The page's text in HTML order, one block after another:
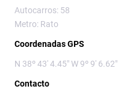
Autocarros: 58
Metro: Rato
Coordenadas GPS
N 38º 43' 4.45" W 9º 9' 6.62"
Contacto